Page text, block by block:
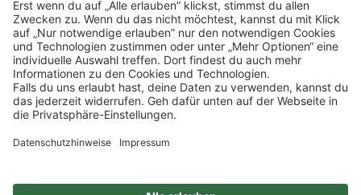
Klickehier, um alle offenen Jobs zu sehen.
Impressum Datenschutz
Privatsphäre-Einstellungen
FAQ
Veranstaltungen
Sitemap